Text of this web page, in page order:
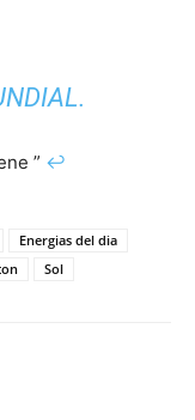
” ↩
Energias del dia
Sol